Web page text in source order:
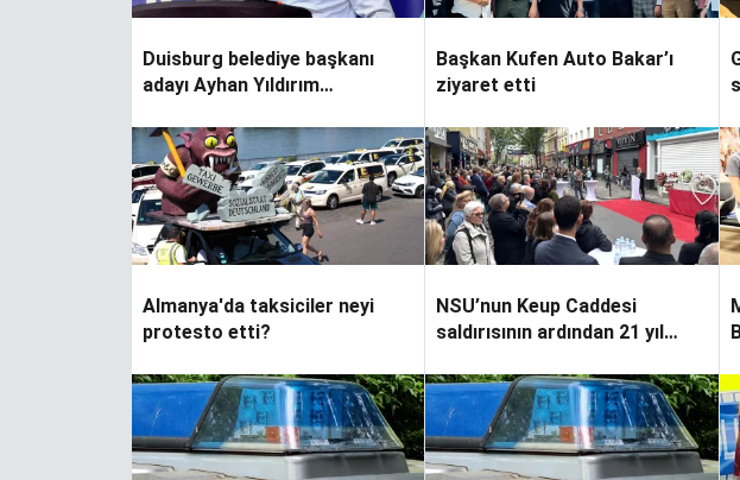
Duisburg belediye başkanı
adayı Ayhan Yıldırım
Başkan Kufen Auto Bakar’ı
ziyaret etti
Almanya'da taksiciler neyi
protesto etti?
NSU’nun Keup Caddesi
saldırısının ardından 21 yıl